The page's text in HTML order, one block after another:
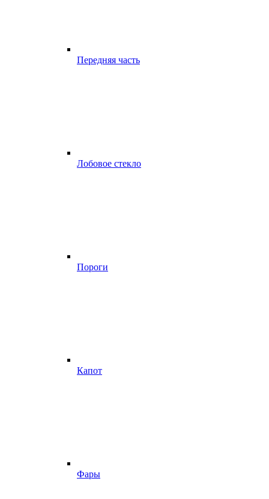
Передняя часть
Лобовое стекло
Пороги
Капот
Фары